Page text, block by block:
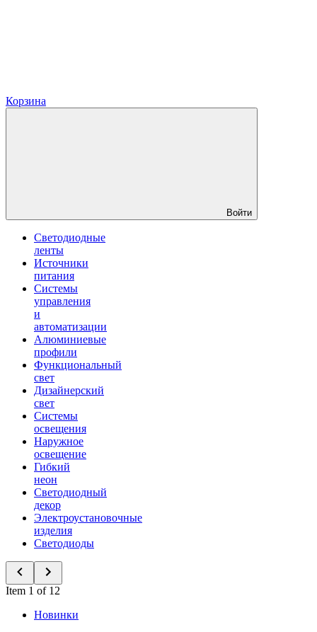
Корзина
Войти
Светодиодные
ленты
Источники
питания
Системы
управления
и
автоматизации
Алюминиевые
профили
Функциональный
свет
Дизайнерский
свет
Системы
освещения
Наружное
освещение
Гибкий
неон
Светодиодный
декор
Электроустановочные
изделия
Светодиоды
Item 1 of 12
Новинки